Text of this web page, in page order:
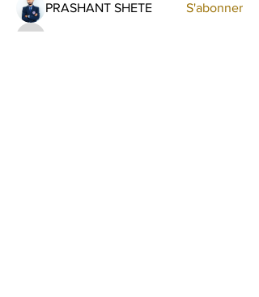
PRASHANT SHETE S'abonner